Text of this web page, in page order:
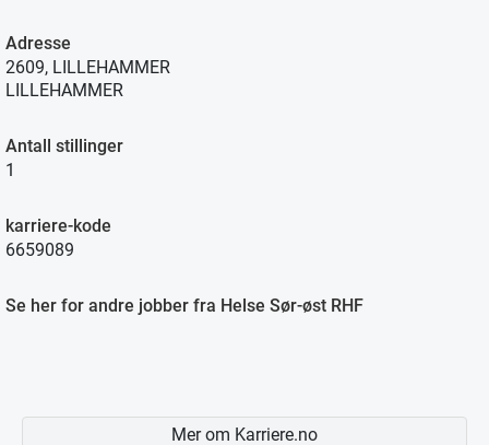
Adresse
2609, LILLEHAMMER
LILLEHAMMER
Antall stillinger
1
karriere-kode
6659089
Se her for andre jobber fra Helse Sør-øst RHF
Mer om Karriere.no